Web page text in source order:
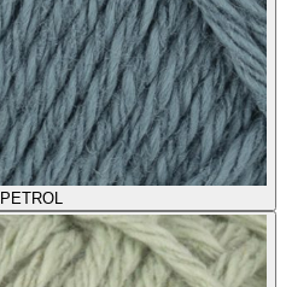
PETROL